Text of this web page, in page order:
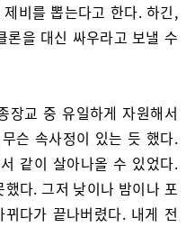
비를 뽑는다고 한다. 하긴,
론을 대신 싸우라고 보낼 수
장교 중 유일하게 자원해서
슨 속사정이 있는 듯 했다.
같이 살아나올 수 있었다.
다. 그저 낮이나 밤이나 포
다가 끝나버렸다. 내게 전